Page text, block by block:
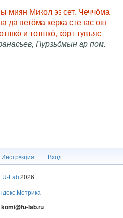
миян Микол эз сет. Чеччӧма
да петӧма керка стенас ош
и тотшкӧ, кӧрт тувъяс
Пурзьӧмын ар пом.
Инструкция | Вход
FU-Lab2026
komi@fu-lab.ru